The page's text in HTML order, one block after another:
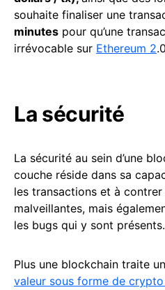
souhaite finaliser une
minutes pour qu’une
irrévocable sur Ethereum 2
La sécurité
La sécurité au sein d’une
couche réside dans sa
les transactions et à
malveillantes, mais
les bugs qui y sont présents.
Plus une blockchain traite
valeur sous forme de